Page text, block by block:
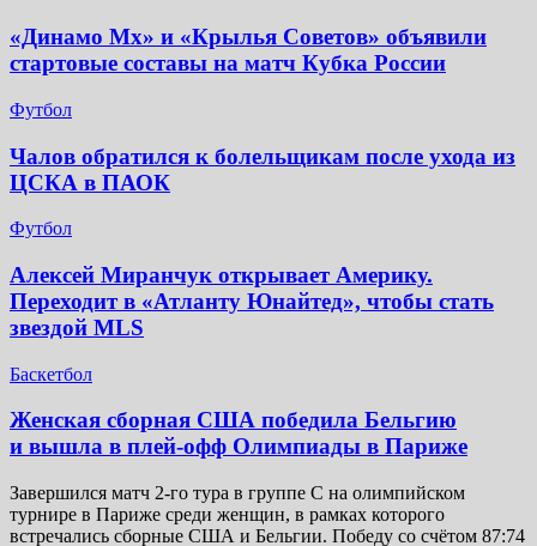
«Динамо Мх» и «Крылья Советов» объявили
стартовые составы на матч Кубка России
Футбол
Чалов обратился к болельщикам после ухода из
ЦСКА в ПАОК
Футбол
Алексей Миранчук открывает Америку.
Переходит в «Атланту Юнайтед», чтобы стать
звездой MLS
Баскетбол
Женская сборная США победила Бельгию
и вышла в плей-офф Олимпиады в Париже
Завершился матч 2-го тура в группе C на олимпийском
турнире в Париже среди женщин, в рамках которого
встречались сборные США и Бельгии. Победу со счётом 87:74